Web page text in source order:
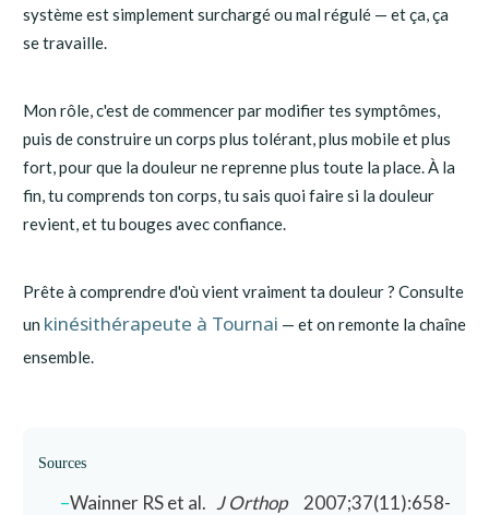
système est simplement surchargé ou mal régulé — et ça, ça
se travaille.
Mon rôle, c'est de commencer par modifier tes symptômes,
puis de construire un corps plus tolérant, plus mobile et plus
fort, pour que la douleur ne reprenne plus toute la place. À la
fin, tu comprends ton corps, tu sais quoi faire si la douleur
revient, et tu bouges avec confiance.
Prête à comprendre d'où vient vraiment ta douleur ? Consulte
un kinésithérapeute à Tournai — et on remonte la chaîne
ensemble.
Sources
Wainner RS et al. J Orthop
2007;37(11):658-